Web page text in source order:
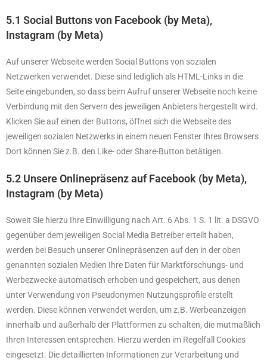
5.1 Social Buttons von Facebook (by Meta),
Instagram (by Meta)
Auf unserer Webseite werden Social Buttons von sozialen
Netzwerken verwendet. Diese sind lediglich als HTML-Links in die
Seite eingebunden, so dass beim Aufruf unserer Webseite noch keine
Verbindung mit den Servern des jeweiligen Anbieters hergestellt wird.
Klicken Sie auf einen der Buttons, öffnet sich die Webseite des
jeweiligen sozialen Netzwerks in einem neuen Fenster Ihres Browsers
Dort können Sie z.B. den Like- oder Share-Button betätigen.
5.2 Unsere Onlinepräsenz auf Facebook (by Meta),
Instagram (by Meta)
Soweit Sie hierzu Ihre Einwilligung nach Art. 6 Abs. 1 S. 1 lit. a DSGVO
gegenüber dem jeweiligen Social Media Betreiber erteilt haben,
werden bei Besuch unserer Onlinepräsenzen auf den in der oben
genannten sozialen Medien Ihre Daten für Marktforschungs- und
Werbezwecke automatisch erhoben und gespeichert, aus denen
unter Verwendung von Pseudonymen Nutzungsprofile erstellt
werden. Diese können verwendet werden, um z.B. Werbeanzeigen
innerhalb und außerhalb der Plattformen zu schalten, die mutmaßlich
Ihren Interessen entsprechen. Hierzu werden im Regelfall Cookies
eingesetzt. Die detaillierten Informationen zur Verarbeitung und